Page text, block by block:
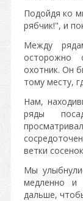
Подойдя ко
рябчик!", и
Между
осторожно
охотник. Он
тому месту,
Нам,
ряды
ветки
Мы
медленно
дальше,